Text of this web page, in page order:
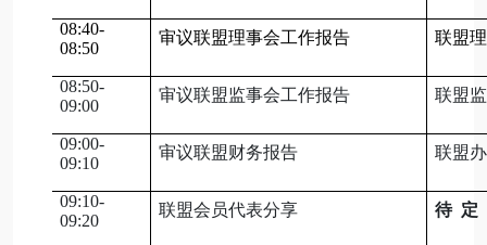
08:40-
08:50
审议联盟理事会工作报告 联盟
08:50-
09:00
审议联盟监事会工作报告 联盟
09:00-
09:10
审议联盟财务报告 联盟
09:10-
09:20
联盟会员代表分享 待 定